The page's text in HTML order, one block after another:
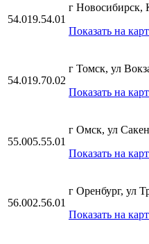
54.019.54.01
г Новосибирск,
Показать на
54.019.70.02
г Томск, ул
Показать на
55.005.55.01
г Омск, ул
Показать на
56.002.56.01
г Оренбург, ул
Показать на